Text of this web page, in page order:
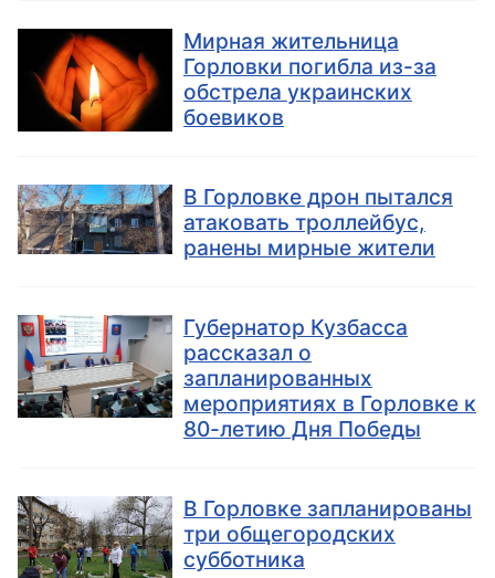
Мирная жительница
Горловки погибла из-за
обстрела украинских
боевиков
В Горловке дрон пытался
атаковать троллейбус,
ранены мирные жители
Губернатор Кузбасса
рассказал о
запланированных
мероприятиях в Горловке к
80-летию Дня Победы
В Горловке запланированы
три общегородских
субботника